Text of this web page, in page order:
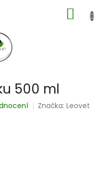
KOŠÍK
500 ml
Značka:Leovet